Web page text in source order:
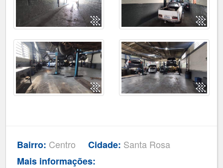
Bairro: Centro Cidade: Santa Rosa
Mais informações: